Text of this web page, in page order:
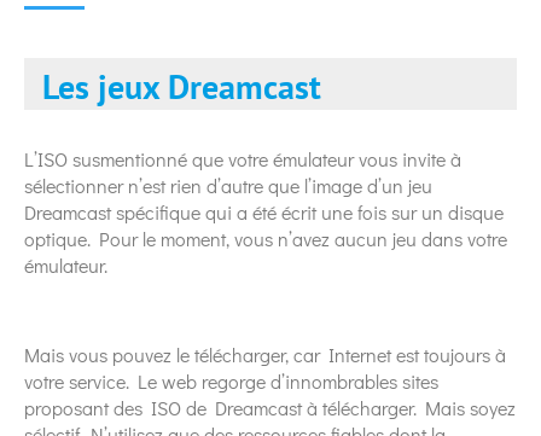
Les jeux Dreamcast
L’ISO susmentionné que votre émulateur vous invite à
sélectionner n’est rien d’autre que l’image d’un jeu
Dreamcast spécifique qui a été écrit une fois sur un disque
optique. Pour le moment, vous n’avez aucun jeu dans votre
émulateur.
Mais vous pouvez le télécharger, car Internet est toujours à
votre service. Le web regorge d’innombrables sites
proposant des ISO de Dreamcast à télécharger. Mais soyez